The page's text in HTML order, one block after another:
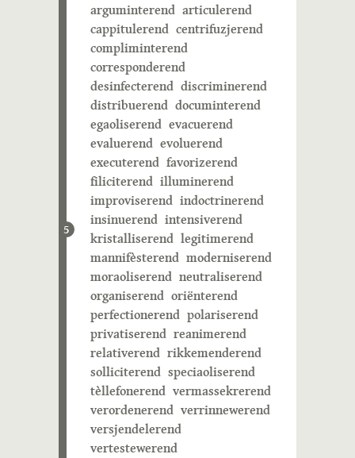
5
arguminterend articulerend
cappitulerend centrifuzjerend
compliminterend
corresponderend
desinfecterend discriminerend
distribuerend documinterend
egaoliserend evacuerend
evaluerend evoluerend
executerend favorizerend
filiciterend illuminerend
improviserend indoctrinerend
insinuerend intensiverend
kristalliserend legitimerend
mannifèsterend moderniserend
moraoliserend neutraliserend
organiserend oriënterend
perfectionerend polariserend
privatiserend reanimerend
relativerend rikkemenderend
solliciterend speciaoliserend
tèllefonerend vermassekrerend
verordenerend verrinnewerend
versjendelerend
vertestewerend